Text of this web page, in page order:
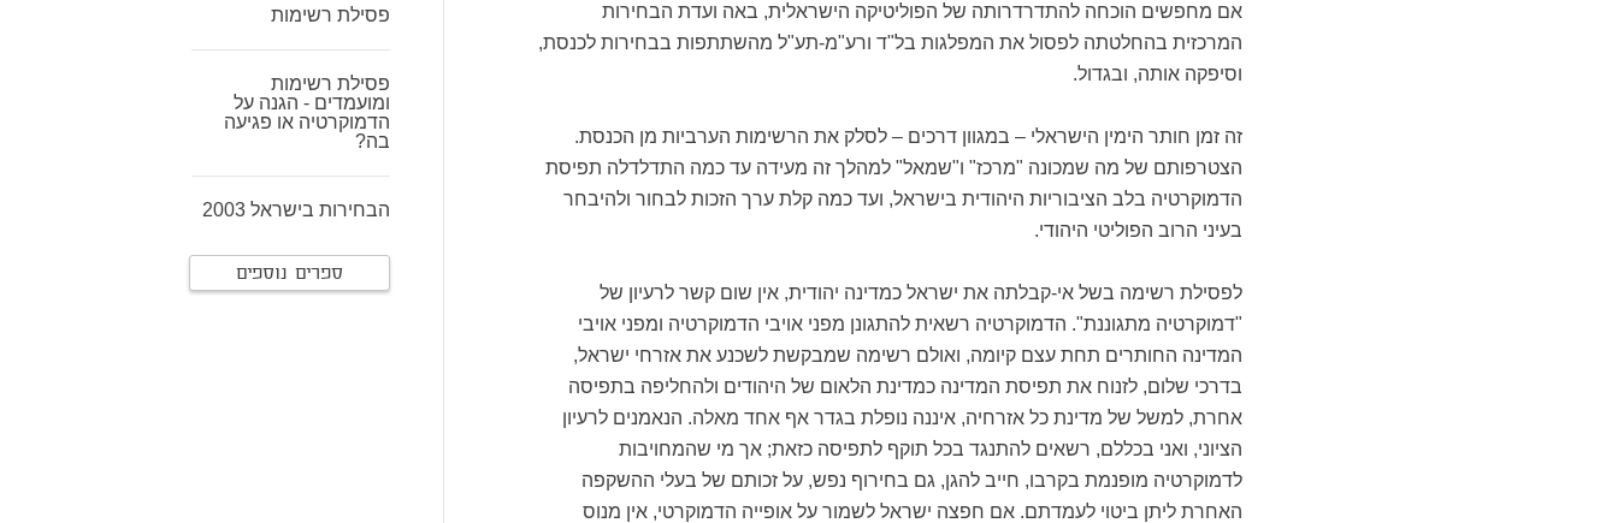
אם מחפשים הוכחה להתדרדרותה של הפוליטיקה הישראלית, באה ועדת הבחירות
המרכזית בהחלטתה לפסול את המפלגות בל"ד ורע"מ-תע"ל מהשתתפות בבחירות לכנסת,
וסיפקה אותה, ובגדול.
זה זמן חותר הימין הישראלי – במגוון דרכים – לסלק את הרשימות הערביות מן הכנסת.
הצטרפותם של מה שמכונה "מרכז" ו"שמאל" למהלך זה מעידה עד כמה התדלדלה תפיסת
הדמוקרטיה בלב הציבוריות היהודית בישראל, ועד כמה קלת ערך הזכות לבחור ולהיבחר
בעיני הרוב הפוליטי היהודי.
לפסילת רשימה בשל אי-קבלתה את ישראל כמדינה יהודית, אין שום קשר לרעיון של
"דמוקרטיה מתגוננת". הדמוקרטיה רשאית להתגונן מפני אויבי הדמוקרטיה ומפני אויבי
המדינה החותרים תחת עצם קיומה, ואולם רשימה שמבקשת לשכנע את אזרחי ישראל,
בדרכי שלום, לזנוח את תפיסת המדינה כמדינת הלאום של היהודים ולהחליפה בתפיסה
אחרת, למשל של מדינת כל אזרחיה, איננה נופלת בגדר אף אחד מאלה. הנאמנים לרעיון
הציוני, ואני בכללם, רשאים להתנגד בכל תוקף לתפיסה כזאת; אך מי שהמחויבות
לדמוקרטיה מופנמת בקרבו, חייב להגן, גם בחירוף נפש, על זכותם של בעלי ההשקפה
האחרת ליתן ביטוי לעמדתם. אם חפצה ישראל לשמור על אופייה הדמוקרטי, אין מנוס
פסילת רשימות
פסילת רשימות
ומועמדים - הגנה על
הדמוקרטיה או פגיעה
בה?
הבחירות בישראל 2003
ספרים נוספים